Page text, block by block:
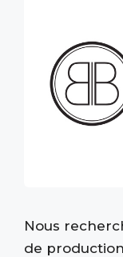
Nous
de